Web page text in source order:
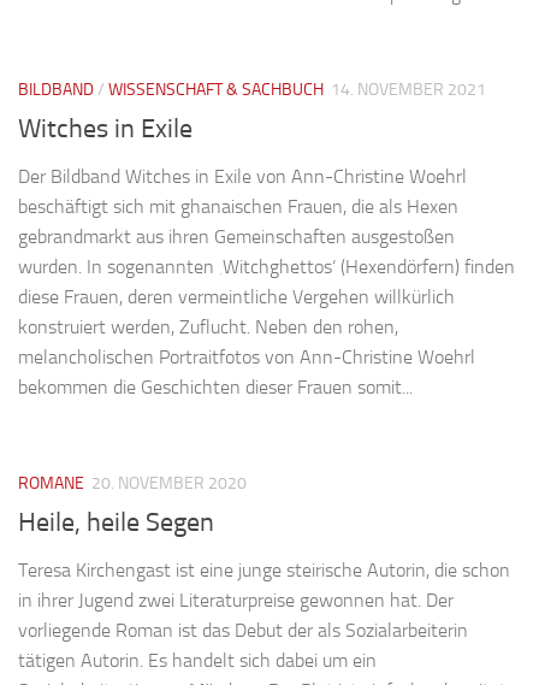
BILDBAND/ WISSENSCHAFT & SACHBUCH 14. NOVEMBER 2021
Witches in Exile
Der Bildband Witches in Exile von Ann-Christine Woehrl
beschäftigt sich mit ghanaischen Frauen, die als Hexen
gebrandmarkt aus ihren Gemeinschaften ausgestoßen
wurden. In sogenannten ‚Witchghettos‘ (Hexendörfern) finden
diese Frauen, deren vermeintliche Vergehen willkürlich
konstruiert werden, Zuflucht. Neben den rohen,
melancholischen Portraitfotos von Ann-Christine Woehrl
bekommen die Geschichten dieser Frauen somit...
ROMANE 20. NOVEMBER 2020
Heile, heile Segen
Teresa Kirchengast ist eine junge steirische Autorin, die schon
in ihrer Jugend zwei Literaturpreise gewonnen hat. Der
vorliegende Roman ist das Debut der als Sozialarbeiterin
tätigen Autorin. Es handelt sich dabei um ein